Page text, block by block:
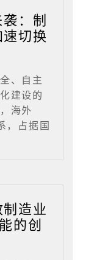
：制
切换
、自主
建设的
海外
，占据国
造业
的创